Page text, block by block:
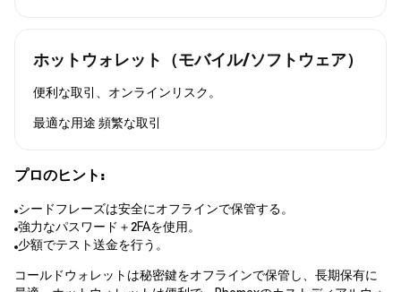
ホットウォレット（モバイル/ソフトウェア）
便利な取引、オンラインリスク。
最適な用途 頻繁な取引
プロのヒント:
シードフレーズは安全にオフラインで保管する。
強力なパスワード＋2FAを使用。
少額でテスト送金を行う。
コールドウォレットは秘密鍵をオフラインで保管し、長期保有に